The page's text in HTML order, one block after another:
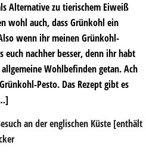
Alternative zu tierischem Eiweiß
wohl auch, dass Grünkohl ein
wenn ihr meinen Grünkohl-
euch nachher besser, denn ihr habt
Wohlbefinden getan. Ach
Pesto. Das Rezept gibt es
an der englischen Küste [enthält